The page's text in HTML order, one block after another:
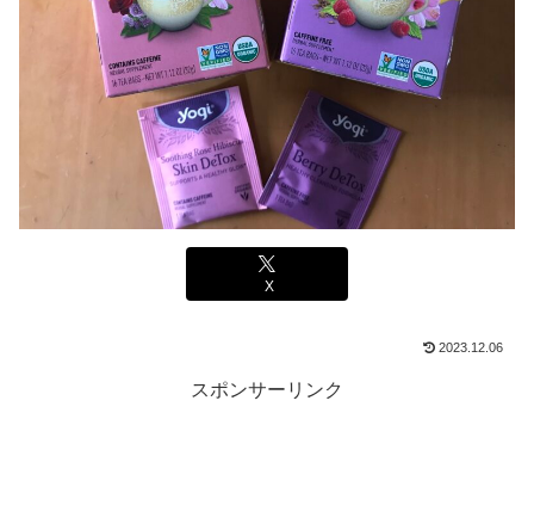
X
2023.12.06
スポンサーリンク